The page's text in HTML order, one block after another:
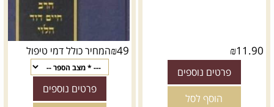
₪11.90
פרטים נוספים
הוסף לסל
₪49 המחיר כולל דמי טיפול
פרטים נוספים